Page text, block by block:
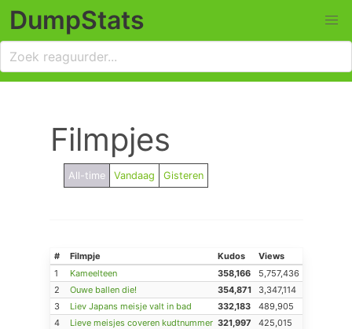
DumpStats
Filmpjes
All-time Vandaag Gisteren
# Filmpje Kudos
Views
1
Kameelteen 358,166
5,757,436
2
Ouwe ballen die! 354,871
3,347,114
3
Liev Japans meisje valt in bad 332,183
489,905
4
Lieve meisjes coveren kudtnummer 321,997
425,015